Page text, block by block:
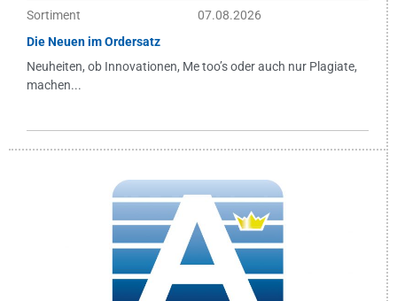
Sortiment
07.08.2026
Die Neuen im Ordersatz
Neuheiten, ob Innovationen, Me too’s oder auch nur Plagiate,
machen...